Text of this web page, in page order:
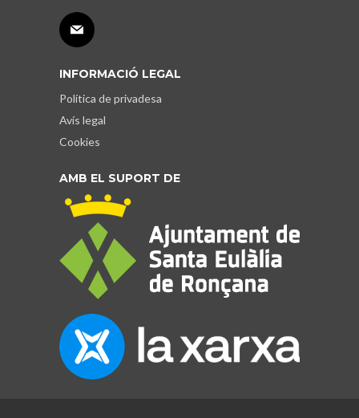
INFORMACIÓ LEGAL
Política de privadesa
Avís legal
Cookies
AMB EL SUPORT DE